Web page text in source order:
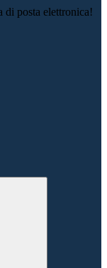
di posta elettronica!